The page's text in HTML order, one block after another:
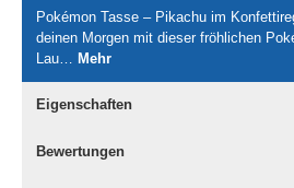
Pokémon Tasse – Pikachu im
deinen Morgen mit dieser fröhlichen
Lau…
Mehr
Eigenschaften
Bewertungen